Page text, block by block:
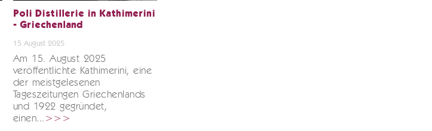
Poli Distillerie in Kathimerini
- Griechenland
15 August 2025
Am 15. August 2025
veröffentlichte Kathimerini, eine
der meistgelesenen
Tageszeitungen Griechenlands
und 1922 gegründet,
einen... >>>